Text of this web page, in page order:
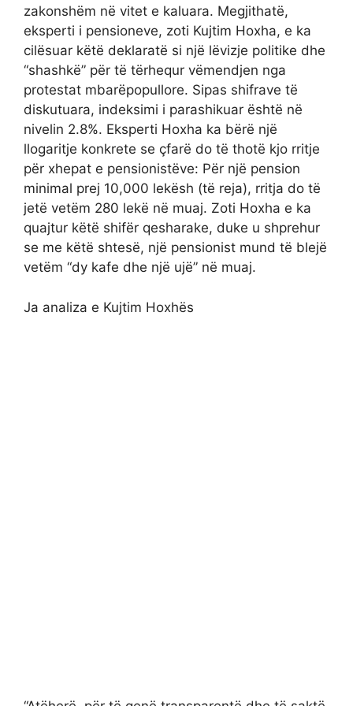
zakonshëm në vitet e kaluara. Megjithatë,
eksperti i pensioneve, zoti Kujtim Hoxha, e ka
cilësuar këtë deklaratë si një lëvizje politike dhe
“shashkë” për të tërhequr vëmendjen nga
protestat mbarëpopullore. Sipas shifrave të
diskutuara, indeksimi i parashikuar është në
nivelin 2.8%. Eksperti Hoxha ka bërë një
llogaritje konkrete se çfarë do të thotë kjo rritje
për xhepat e pensionistëve: Për një pension
minimal prej 10,000 lekësh (të reja), rritja do të
jetë vetëm 280 lekë në muaj. Zoti Hoxha e ka
quajtur këtë shifër qesharake, duke u shprehur
se me këtë shtesë, një pensionist mund të blejë
vetëm “dy kafe dhe një ujë” në muaj.
Ja analiza e Kujtim Hoxhës